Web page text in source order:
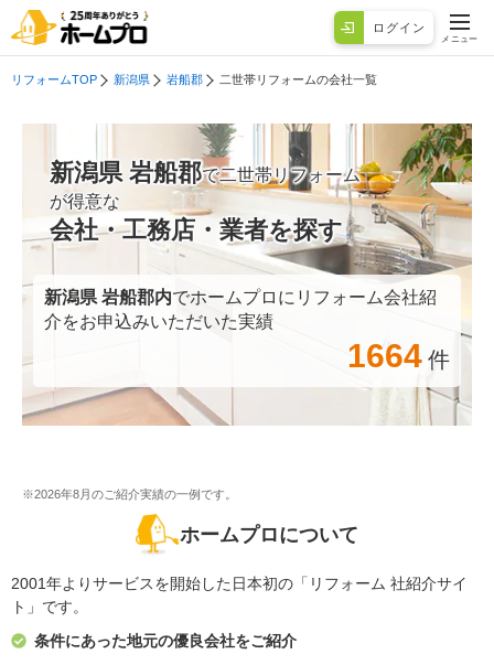
ログイン
メニュー
リフォームTOP 新潟県 岩船郡 二世帯リフォームの会社一覧
新潟県 岩船郡で二世帯リフォーム
が得意な
会社・工務店・業者を探す
新潟県 岩船郡内でホームプロにリフォーム会社紹
介をお申込みいただいた実績
1664 件
※2026年8月のご紹介実績の一例です。
ホームプロについて
2001年よりサービスを開始した日本初の「リフォーム 社紹介サイ
ト」です。
条件にあった地元の優良会社をご紹介